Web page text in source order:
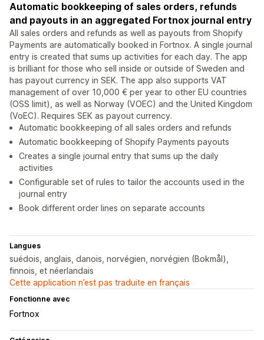
Automatic bookkeeping of sales orders, refunds
and payouts in an aggregated Fortnox journal entry
All sales orders and refunds as well as payouts from Shopify
Payments are automatically booked in Fortnox. A single journal
entry is created that sums up activities for each day. The app
is brilliant for those who sell inside or outside of Sweden and
has payout currency in SEK. The app also supports VAT
management of over 10,000 € per year to other EU countries
(OSS limit), as well as Norway (VOEC) and the United Kingdom
(VoEC). Requires SEK as payout currency.
Automatic bookkeeping of all sales orders and refunds
Automatic bookkeeping of Shopify Payments payouts
Creates a single journal entry that sums up the daily
activities
Configurable set of rules to tailor the accounts used in the
journal entry
Book different order lines on separate accounts
Langues
suédois, anglais, danois, norvégien, norvégien (Bokmål),
finnois, et néerlandais
Cette application n’est pas traduite en français
Fonctionne avec
Fortnox